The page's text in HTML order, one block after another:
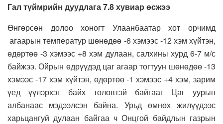
Гал түймрийн дуудлага 7.8 хувиар өсжээ
Өнгөрсөн долоо хоногт Улаанбаатар хот орчимд
агаарын температур шөнөдөө -6 хэмээс -12 хэм хүйтэн,
өдөртөө -3 хэмээс +8 хэм дулаан, салхины хурд 6-7 м/с
байжээ. Ойрын өдрүүдэд цаг агаар тогтуун шөнөдөө -13
хэмээс -17 хэм хүйтэн, өдөртөө -1 хэмээс +4 хэм, зарим
үед үүлэрхэг байх төлөвтэй байгааг Цаг уурын
албанаас мэдээлсэн байна. Урьд өмнөх жилүүдээс
харьцангуй дулаан байгаа ч Онцгой байдлын газрын